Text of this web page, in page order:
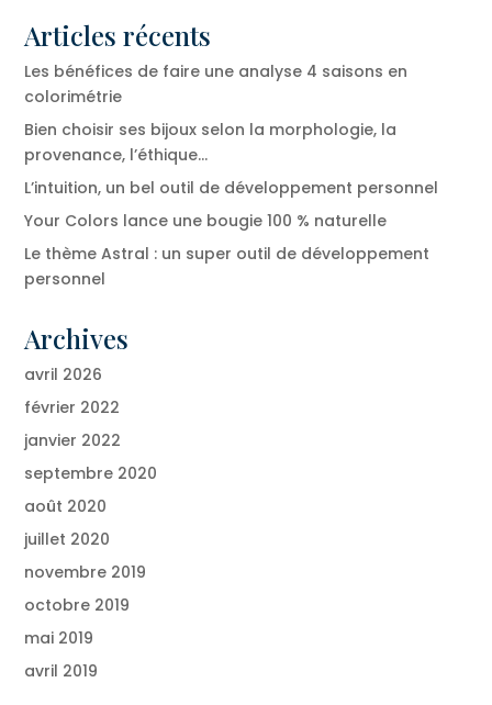
Articles récents
Les bénéfices de faire une analyse 4 saisons en
colorimétrie
Bien choisir ses bijoux selon la morphologie, la
provenance, l’éthique…
L’intuition, un bel outil de développement personnel
Your Colors lance une bougie 100 % naturelle
Le thème Astral : un super outil de développement
personnel
Archives
avril 2026
février 2022
janvier 2022
septembre 2020
août 2020
juillet 2020
novembre 2019
octobre 2019
mai 2019
avril 2019